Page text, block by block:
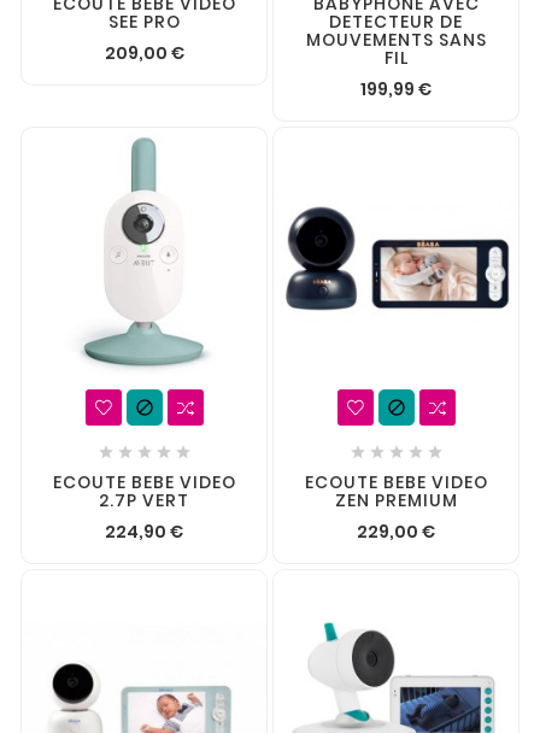
SEE PRO
209,00 €
DETECTEUR DE
MOUVEMENTS SANS
FIL
199,99 €

    
ECOUTE BEBE VIDEO
2.7P VERT
224,90 €

    
ECOUTE BEBE VIDEO
ZEN PREMIUM
229,00 €